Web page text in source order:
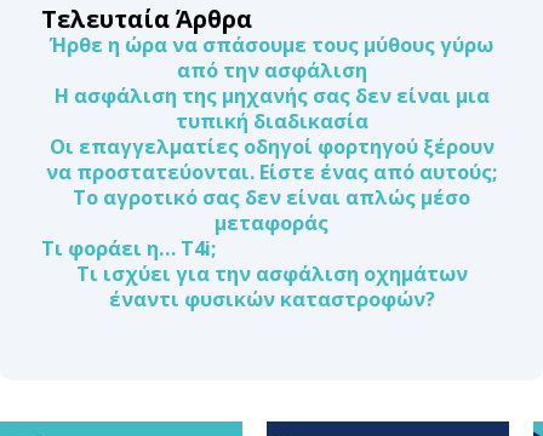
Τελευταία Άρθρα
Ήρθε η ώρα να σπάσουμε τους μύθους γύρω
από την ασφάλιση
Η ασφάλιση της μηχανής σας δεν είναι μια
τυπική διαδικασία
Οι επαγγελματίες οδηγοί φορτηγού ξέρουν
να προστατεύονται. Είστε ένας από αυτούς;
Το αγροτικό σας δεν είναι απλώς μέσο
μεταφοράς
Τι φοράει η… T4i;
Τι ισχύει για την ασφάλιση οχημάτων
έναντι φυσικών καταστροφών?